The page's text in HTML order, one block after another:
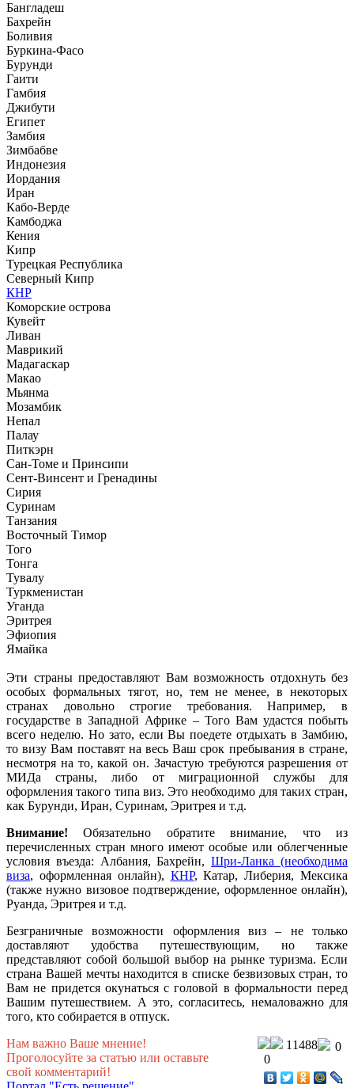
Бангладеш
Бахрейн
Боливия
Буркина-Фасо
Бурунди
Гаити
Гамбия
Джибути
Египет
Замбия
Зимбабве
Индонезия
Иордания
Иран
Кабо-Верде
Камбоджа
Кения
Кипр
Турецкая Республика
Северный Кипр
КНР
Коморские острова
Кувейт
Ливан
Маврикий
Мадагаскар
Макао
Мьянма
Мозамбик
Непал
Палау
Питкэрн
Сан-Томе и Принсипи
Сент-Винсент и Гренадины
Сирия
Суринам
Танзания
Восточный Тимор
Того
Тонга
Тувалу
Туркменистан
Уганда
Эритрея
Эфиопия
Ямайка
Эти страны предоставляют Вам возможность отдохнуть без
особых формальных тягот, но, тем не менее, в некоторых
странах довольно строгие требования. Например, в
государстве в Западной Африке – Того Вам удастся побыть
всего неделю. Но зато, если Вы поедете отдыхать в Замбию,
то визу Вам поставят на весь Ваш срок пребывания в стране,
несмотря на то, какой он. Зачастую требуются разрешения от
МИДа страны, либо от миграционной службы для
оформления такого типа виз. Это необходимо для таких стран,
как Бурунди, Иран, Суринам, Эритрея и т.д.
Внимание! Обязательно обратите внимание, что из
перечисленных стран много имеют особые или облегченные
условия въезда: Албания, Бахрейн,Шри-Ланка (необходима
виза, оформленная онлайн), КНР, Катар, Либерия, Мексика
(также нужно визовое подтверждение, оформленное онлайн),
Руанда, Эритрея и т.д.
Безграничные возможности оформления виз – не только
доставляют удобства путешествующим, но также
представляют собой большой выбор на рынке туризма. Если
страна Вашей мечты находится в списке безвизовых стран, то
Вам не придется окунаться с головой в формальности перед
Вашим путешествием. А это, согласитесь, немаловажно для
того, кто собирается в отпуск.
Нам важно Ваше мнение!
Проголосуйте за статью или оставьте
свой комментарий!
0
11488
0